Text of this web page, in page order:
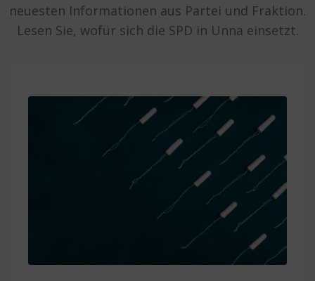
neuesten Informationen aus Partei und Fraktion.
Lesen Sie, wofür sich die SPD in Unna einsetzt.